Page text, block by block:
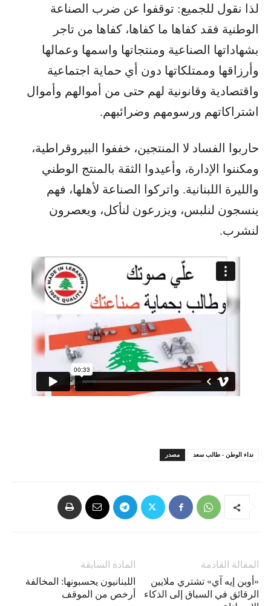
لذا نقول للجميع: توقفوا عن ضرب الصناعة
الوطنية فقد كفاها ما كفاها، كفاها من تاجر
بشهاداتها الصناعية ومنتجاتها واسمها وعمالها
وأرزاقها وممتلكاتها دون أي حماية اجتماعية
واقتصادية وقانونية لهم حتى من أموالهم وأموال
اشتراكاتهم ورسومهم وضرائبهم.
حاربوا الفساد لا المنتجين، خففوا البيروقراطية،
ومكننوا الإدارة، وأعيدوا الثقة بالمنتج الوطني
والليرة اللبنانية. واتركوا الصناعة لأهلها، فهم
ينسجون لنلبس، ويزرعون لنأكل، ويعصرون
لنشرب.
مصدر نداء الوطن - طالب سعد
المادة السابقة
اللبنانيون يحسبونها: المخالفة
أرخص من الموقف
المقالة القادمة
«أوبن إيه آي» تشتري ملايين
الرقائق في السباق إلى الذكاء